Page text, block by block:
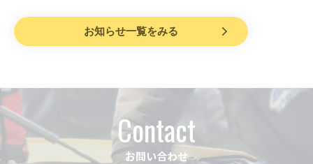
お知らせ一覧をみる
Contact
お問い合わせ